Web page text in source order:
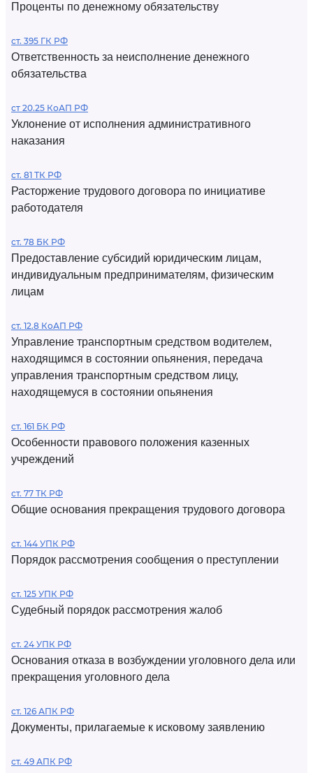
Проценты по денежному обязательству
ст. 395 ГК РФ
Ответственность за неисполнение денежного
обязательства
ст 20.25 КоАП РФ
Уклонение от исполнения административного
наказания
ст. 81 ТК РФ
Расторжение трудового договора по инициативе
работодателя
ст. 78 БК РФ
Предоставление субсидий юридическим лицам,
индивидуальным предпринимателям, физическим
лицам
ст. 12.8 КоАП РФ
Управление транспортным средством водителем,
находящимся в состоянии опьянения, передача
управления транспортным средством лицу,
находящемуся в состоянии опьянения
ст. 161 БК РФ
Особенности правового положения казенных
учреждений
ст. 77 ТК РФ
Общие основания прекращения трудового договора
ст. 144 УПК РФ
Порядок рассмотрения сообщения о преступлении
ст. 125 УПК РФ
Судебный порядок рассмотрения жалоб
ст. 24 УПК РФ
Основания отказа в возбуждении уголовного дела или
прекращения уголовного дела
ст. 126 АПК РФ
Документы, прилагаемые к исковому заявлению
ст. 49 АПК РФ